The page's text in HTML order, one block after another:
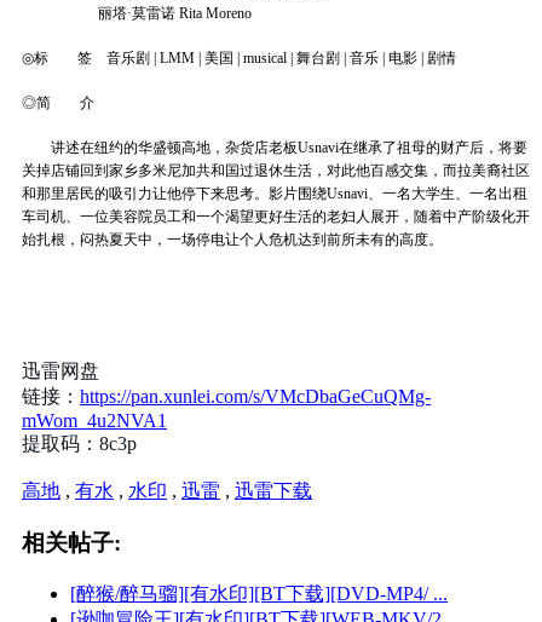
丽塔·莫雷诺 Rita Moreno
◎标 签 音乐剧 | LMM | 美国 | musical | 舞台剧 | 音乐 | 电影 | 剧情
◎简 介
讲述在纽约的华盛顿高地，杂货店老板Usnavi在继承了祖母的财产后，将要
关掉店铺回到家乡多米尼加共和国过退休生活，对此他百感交集，而拉美裔社区
和那里居民的吸引力让他停下来思考。影片围绕Usnavi、一名大学生、一名出租
车司机、一位美容院员工和一个渴望更好生活的老妇人展开，随着中产阶级化开
始扎根，闷热夏天中，一场停电让个人危机达到前所未有的高度。
迅雷网盘
链接： https://pan.xunlei.com/s/VMcDbaGeCuQMg-
mWom_4u2NVA1
提取码：8c3p
高地 , 有水 , 水印 , 迅雷 , 迅雷下载
相关帖子:
[醉猴/醉马骝][有水印][BT下载][DVD-MP4/ ...